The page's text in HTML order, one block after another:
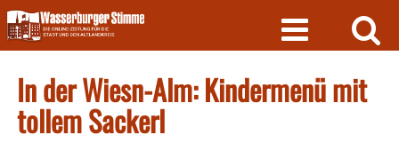
Skip
to
content
In der Wiesn-Alm: Kindermenü mit
tollem Sackerl